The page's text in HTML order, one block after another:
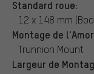
Standard roue:
12 x 148 mm
Montage de
Trunnion Mount
Largeur de